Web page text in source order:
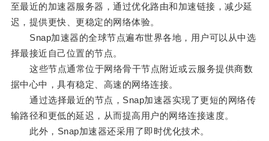
至最近的加速器服务器，通过优化路由和加速链接，减少延
迟，提供更快、更稳定的网络体验。
Snap加速器的全球节点遍布世界各地，用户可以从中选
择最接近自己位置的节点。
这些节点通常位于网络骨干节点附近或云服务提供商数
据中心中，具有稳定、高速的网络连接。
通过选择最近的节点，Snap加速器实现了更短的网络传
输路径和更低的延迟，从而提高用户的网络连接速度。
此外，Snap加速器还采用了即时优化技术。